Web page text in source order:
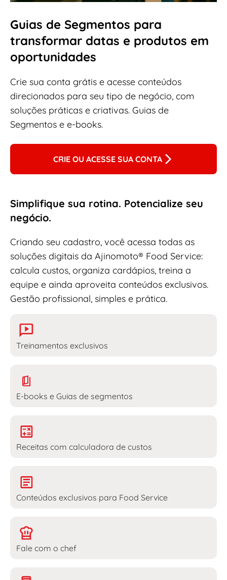
Guias de Segmentos para
transformar datas e produtos em
oportunidades
Crie sua conta grátis e acesse conteúdos
direcionados para seu tipo de negócio, com
soluções práticas e criativas. Guias de
Segmentos e e-books.
CRIE OU ACESSE SUA CONTA
Simplifique sua rotina. Potencialize seu
negócio.
Criando seu cadastro, você acessa todas as
soluções digitais da Ajinomoto® Food Service:
calcula custos, organiza cardápios, treina a
equipe e ainda aproveita conteúdos exclusivos.
Gestão profissional, simples e prática.
Treinamentos exclusivos
E-books e Guias de segmentos
Receitas com calculadora de custos
Conteúdos exclusivos para Food Service
Fale com o chef